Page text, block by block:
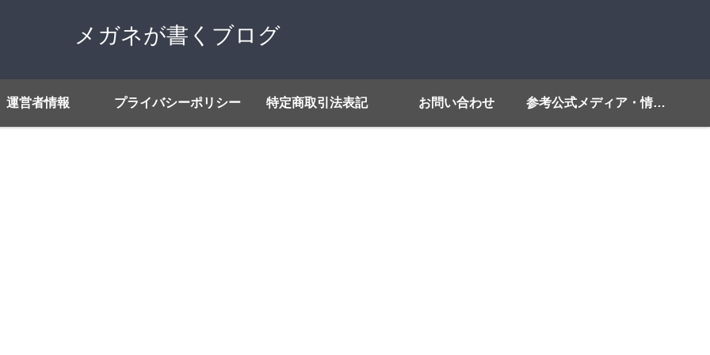
メガネが書くブログ
運営者情報 プライバシーポリシー 特定商取引法表記 お問い合わせ 参考公式メディア・情報源リンク